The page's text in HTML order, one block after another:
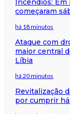
começaram
há 18 minutos
Ataque com
maior central
Líbia
há 20 minutos
Revitalização
por cumprir